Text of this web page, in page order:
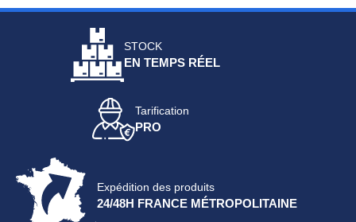
STOCK
EN TEMPS RÉEL
Tarification
PRO
Expédition des produits
24/48H FRANCE MÉTROPOLITAINE